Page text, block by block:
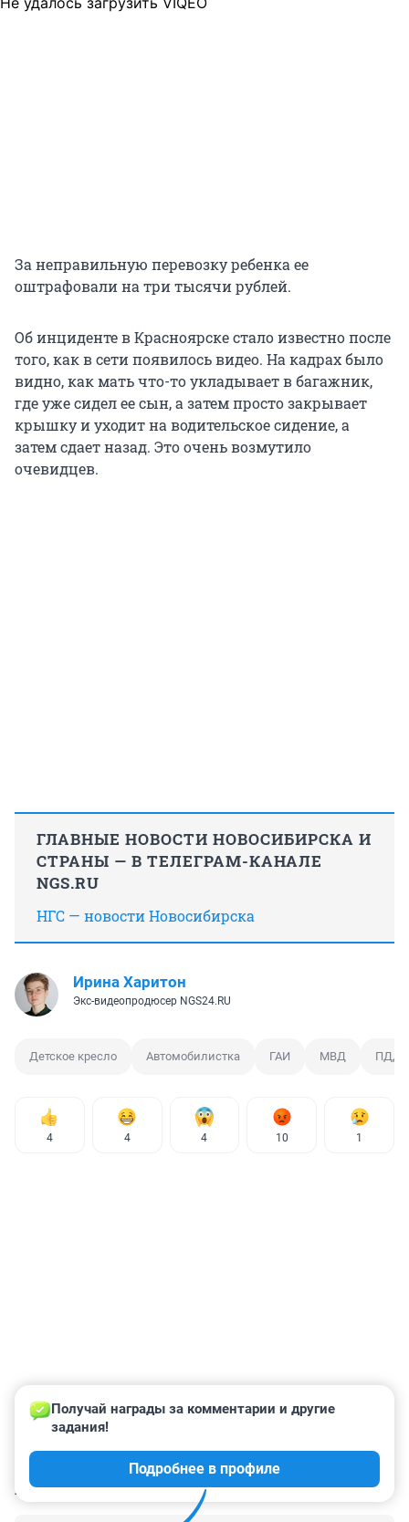
За неправильную перевозку ребенка ее
оштрафовали на три тысячи рублей.
Об инциденте в Красноярске стало известно после
того, как в сети появилось видео. На кадрах было
видно, как мать что-то укладывает в багажник,
где уже сидел ее сын, а затем просто закрывает
крышку и уходит на водительское сидение, а
затем сдает назад. Это очень возмутило
очевидцев.
ГЛАВНЫЕ НОВОСТИ НОВОСИБИРСКА И
СТРАНЫ — В ТЕЛЕГРАМ-КАНАЛЕ
NGS.RU
НГС — новости Новосибирска
Ирина Харитон
Экс-видеопродюсер NGS24.RU
Детское кресло Автомобилистка ГАИ МВД ПДД
4 4 4 10 1
КОММЕНТАРИИ 20
Получай награды за комментарии и другие
задания!
Подробнее в профиле